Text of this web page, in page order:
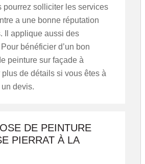
pourrez solliciter les services
a une bonne réputation
Il applique aussi des
bénéficier d’un bon
peinture sur façade à
de détails si vous êtes à
devis.
DE PEINTURE
PIERRAT À LA